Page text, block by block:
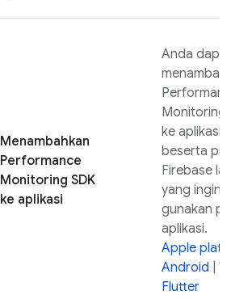
Menambahkan
Performance
Monitoring SDK
ke aplikasi
Anda dapat
menambahkan
Performance
Monitoring
ke aplikasi,
beserta
Firebase lain
yang ingin
gunakan pada
aplikasi.
Apple
Android
Web
Flutter